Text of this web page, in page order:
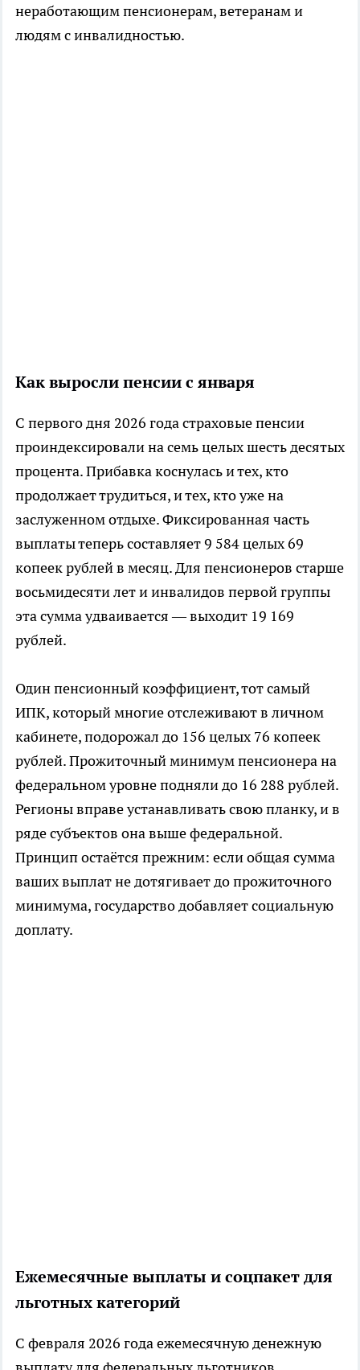
неработающим пенсионерам, ветеранам и
людям с инвалидностью.
Как выросли пенсии с января
С первого дня 2026 года страховые пенсии
проиндексировали на семь целых шесть десятых
процента. Прибавка коснулась и тех, кто
продолжает трудиться, и тех, кто уже на
заслуженном отдыхе. Фиксированная часть
выплаты теперь составляет 9 584 целых 69
копеек рублей в месяц. Для пенсионеров старше
восьмидесяти лет и инвалидов первой группы
эта сумма удваивается — выходит 19 169
рублей.
Один пенсионный коэффициент, тот самый
ИПК, который многие отслеживают в личном
кабинете, подорожал до 156 целых 76 копеек
рублей. Прожиточный минимум пенсионера на
федеральном уровне подняли до 16 288 рублей.
Регионы вправе устанавливать свою планку, и в
ряде субъектов она выше федеральной.
Принцип остаётся прежним: если общая сумма
ваших выплат не дотягивает до прожиточного
минимума, государство добавляет социальную
доплату.
Ежемесячные выплаты и соцпакет для
льготных категорий
С февраля 2026 года ежемесячную денежную